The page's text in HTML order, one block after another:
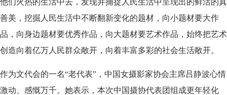
善美，挖掘人民生活中不断翻新变化的题材，向小题材要大作
品，向身边题材要优秀作品，向大题材要艺术作品，始终把艺术
创造向着亿万人民群众敞开，向着丰富多彩的社会生活敞开。
作为文代会的一名“老代表”，中国女摄影家协会主席吕静波心情
激动、感慨万千。她表示，本次中国摄协代表团组成更年轻化